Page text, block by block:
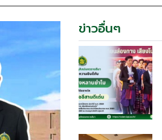
ข่าวอื่นๆ